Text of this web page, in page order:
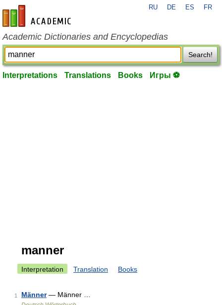
en-academic.com
RU DE ES FR
Academic Dictionaries and Encyclopedias
Search!
Interpretations Translations Books Игры ⚽
manner
Interpretation Translation Books
1 Männer— Männer …